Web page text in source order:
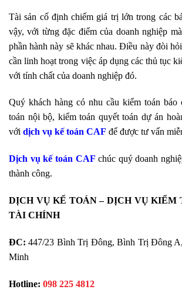
Tài sản cố định chiếm giá trị lớn trong các
vậy, với từng đặc điểm của doanh nghiệp
phần hành này sẽ khác nhau. Điều này đòi
cần linh hoạt trong việc áp dụng các thủ tục
với tính chất của doanh nghiệp đó.
Quý khách hàng có nhu cầu kiểm toán báo
toán nội bộ, kiểm toán quyết toán dự án
với dịch vụ kế toán CAF để được tư vấn
Dịch vụ kế toán CAF chúc quý doanh
thành công.
DỊCH VỤ KẾ TOÁN – DỊCH VỤ KIỂM
TÀI CHÍNH
ĐC: 447/23 Bình Trị Đông, Bình Trị Đông
Minh
Hotline: 098 225 4812